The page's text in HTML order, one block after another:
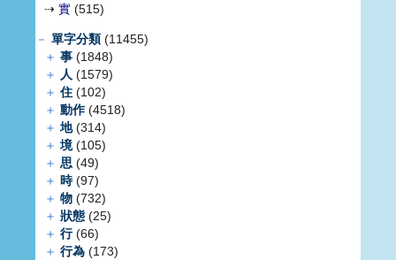
⇢ 實 (515)
－ 單字分類(11455)
＋ 事 (1848)
＋ 人 (1579)
＋ 住 (102)
＋ 動作(4518)
＋ 地(314)
＋ 境(105)
＋ 思 (49)
＋ 時(97)
＋ 物 (732)
＋ 狀態 (25)
＋ 行(66)
＋ 行為 (173)